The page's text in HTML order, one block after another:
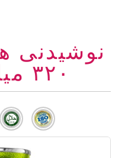
نوشیدنی
۳۲۰ میلی‌لیتری